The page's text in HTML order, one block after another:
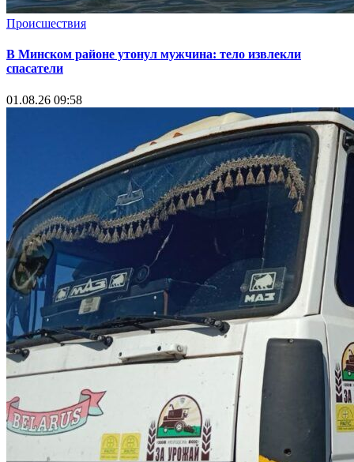
Происшествия
В Минском районе утонул мужчина: тело извлекли
спасатели
01.08.26 09:58